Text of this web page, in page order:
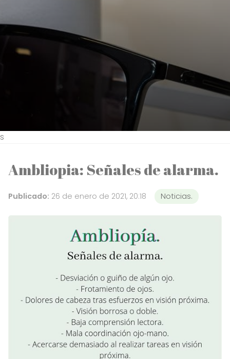
s
Ambliopia: Señales de alarma.
Publicado: 26 de enero de 2021, 20:18 Noticias.